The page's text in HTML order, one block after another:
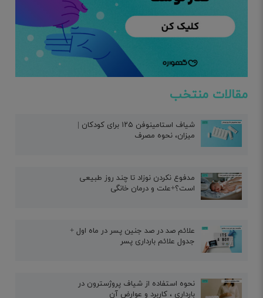
مقالات منتخب
شیاف استامینوفن ۱۲۵ برای کودکان |
میزان، نحوه مصرف
مدفوع نکردن نوزاد تا چند روز طبیعی
است؟+علت و درمان خانگی
علائم صد در صد جنین پسر در ماه اول +
جدول علائم بارداری پسر
نحوه استفاده از شیاف پروژسترون در
بارداری ، کاربرد و عوارض آن